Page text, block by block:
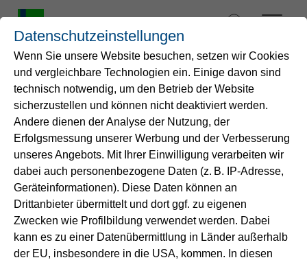
springen
Startseite
Wasser
Service
Energie
B2B-Lösungen
Klarheit für unsere
Kund*innen
Entsprechend § 20 der Trinkwasserverordnung
dürfen bei der Trinkwasseraufbereitung nur Stoffe
verwendet werden, die in einer Liste des
Umweltbundesamt enthalten sind. Die
Listeist
im Internet veröffentlicht.
Datenschutzeinstellungen
Wenn Sie unsere Website besuchen, setzen wir Cookies
und vergleichbare Technologien ein. Einige davon sind
technisch notwendig, um den Betrieb der Website
sicherzustellen und können nicht deaktiviert werden.
Andere dienen der Analyse der Nutzung, der
Erfolgsmessung unserer Werbung und der Verbesserung
unseres Angebots. Mit Ihrer Einwilligung verarbeiten wir
dabei auch personenbezogene Daten (z. B. IP-Adresse,
Geräteinformationen). Diese Daten können an
Drittanbieter übermittelt und dort ggf. zu eigenen
Zwecken wie Profilbildung verwendet werden. Dabei
kann es zu einer Datenübermittlung in Länder außerhalb
der EU, insbesondere in die USA, kommen. In diesen